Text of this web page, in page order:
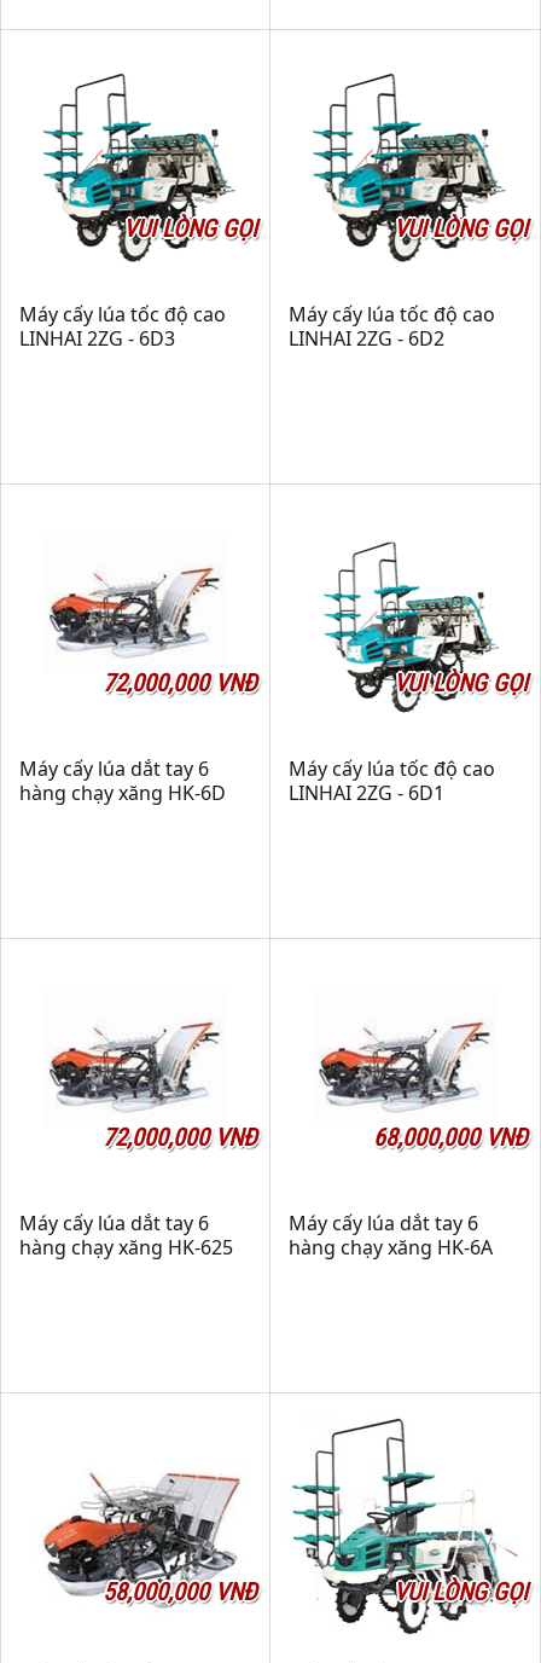
VUI LÒNG GỌI
Máy cấy lúa tốc độ cao
LINHAI 2ZG - 6D3
VUI LÒNG GỌI
Máy cấy lúa tốc độ cao
LINHAI 2ZG - 6D2
72,000,000 VNĐ
Máy cấy lúa dắt tay 6
hàng chạy xăng HK-6D
VUI LÒNG GỌI
Máy cấy lúa tốc độ cao
LINHAI 2ZG - 6D1
72,000,000 VNĐ
Máy cấy lúa dắt tay 6
hàng chạy xăng HK-625
68,000,000 VNĐ
Máy cấy lúa dắt tay 6
hàng chạy xăng HK-6A
58,000,000 VNĐ VUI LÒNG GỌI